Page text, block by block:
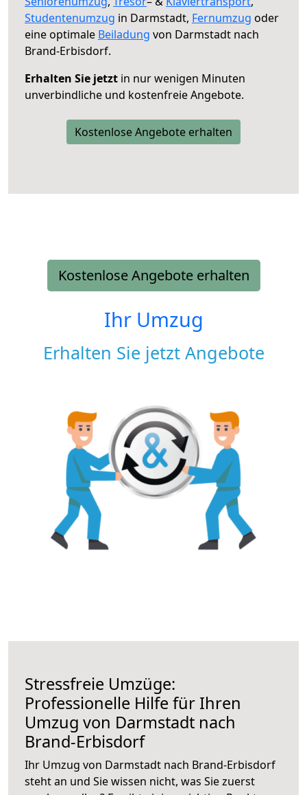
Studentenumzug in Darmstadt, Fernumzug oder
eine optimale Beiladung von Darmstadt nach
Brand-Erbisdorf.
Erhalten Sie jetzt in nur wenigen Minuten
unverbindliche und kostenfreie Angebote.
Kostenlose Angebote erhalten
Kostenlose Angebote erhalten
Ihr Umzug
Erhalten Sie jetzt Angebote
Stressfreie Umzüge:
Professionelle Hilfe für Ihren
Umzug von Darmstadt nach
Brand-Erbisdorf
Ihr Umzug von Darmstadt nach Brand-Erbisdorf
steht an und Sie wissen nicht, was Sie zuerst